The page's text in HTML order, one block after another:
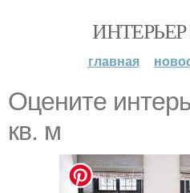
главная
Оцените
кв. м